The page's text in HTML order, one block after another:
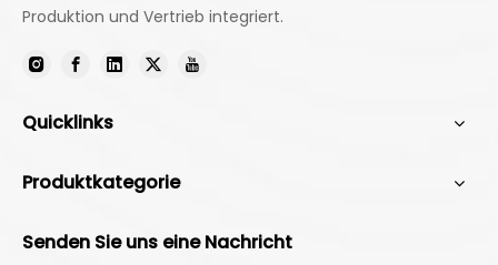
Produktion und Vertrieb integriert.
Quicklinks
Produktkategorie
Senden Sie uns eine Nachricht